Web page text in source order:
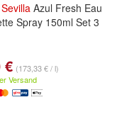
Sevilla Azul Fresh Eau
Spray 150ml Set 3
€ (173,33 € / l)
Versand